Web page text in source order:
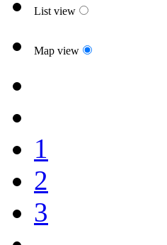
List view
Map view
1
2
3